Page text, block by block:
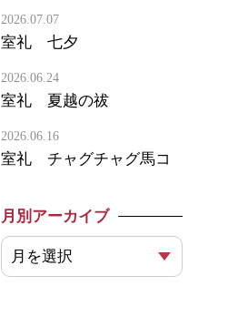
2026.07.07
室礼 七夕
2026.06.24
室礼 夏越の祓
2026.06.16
室礼 チャグチャグ馬コ
月別アーカイブ